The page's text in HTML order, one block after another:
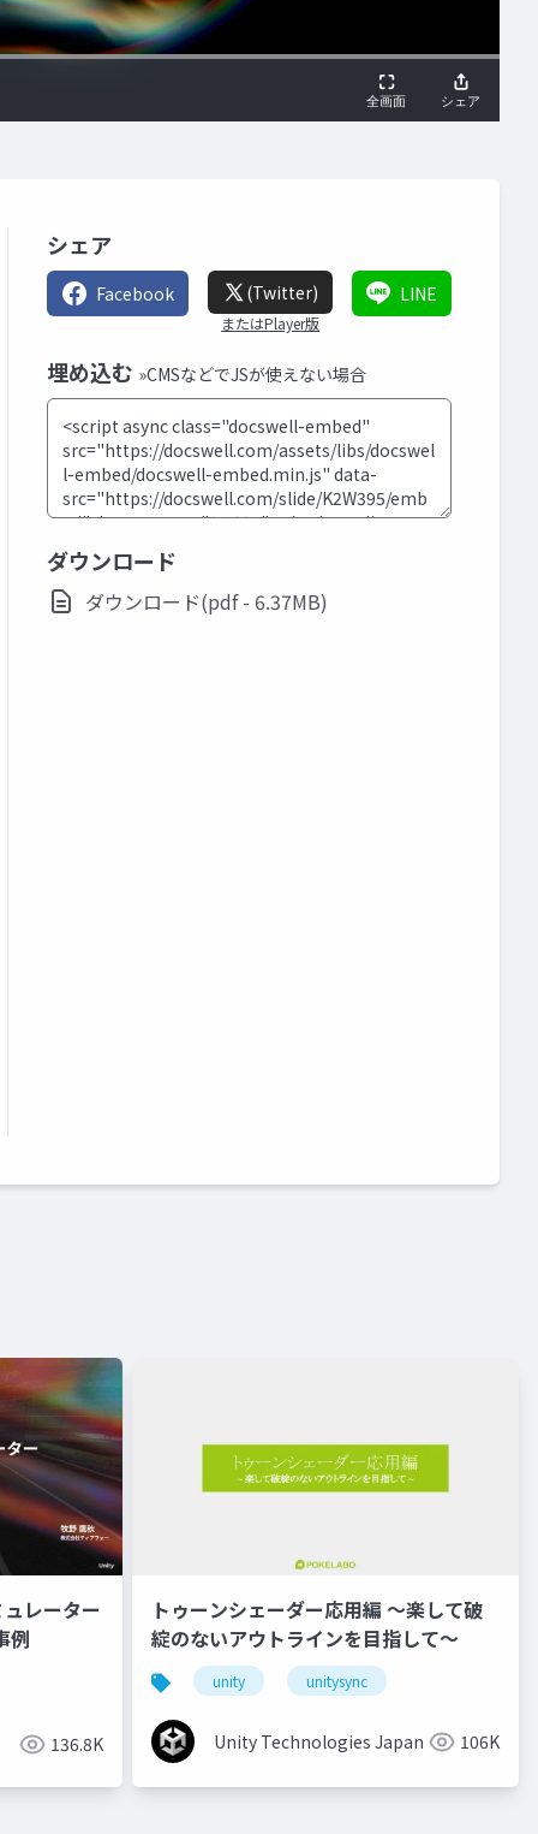
シェア
Facebook (Twitter)
またはPlayer版
LINE
埋め込む »CMSなどでJSが使えない場合
ダウンロード
ダウンロード(pdf - 6.37MB)
レーター
例
136.8K
トゥーンシェーダー応用編 ～楽して破
綻のないアウトラインを目指して～
unity unitysync
Unity Technologies Japan 106K